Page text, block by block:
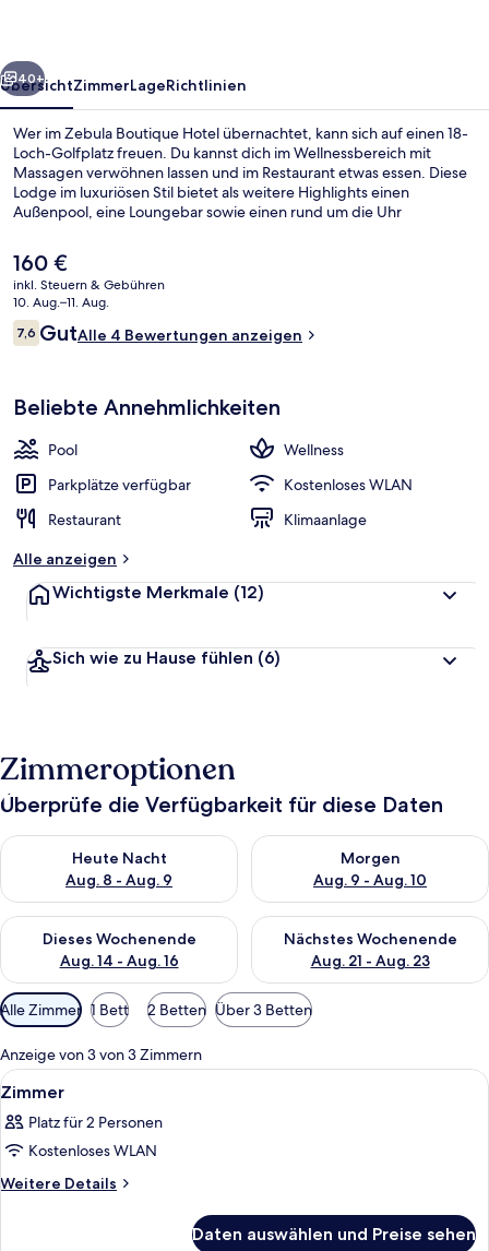
Weiter
40+
ÜbersichtZimmerLageRichtlinien
Wer im Zebula Boutique Hotel übernachtet, kann sich auf einen 18-
Loch-Golfplatz freuen. Du kannst dich im Wellnessbereich mit
Massagen verwöhnen lassen und im Restaurant etwas essen. Diese
Lodge im luxuriösen Stil bietet als weitere Highlights einen
Außenpool, eine Loungebar sowie einen rund um die Uhr
Der
aktuelle
Preis
beträgt
160 €.
160 €
inkl. Steuern & Gebühren
10. Aug.–11. Aug.
Bewertungen
7,67,6 von 10.
GutAlle 4 Bewertungen anzeigen
Beliebte Annehmlichkeiten
Pool
Wellness
Parkplätze verfügbar
Kostenloses WLAN
Restaurant
Klimaanlage
Alle anzeigen
Wichtigste Merkmale (12)
Sich wie zu Hause fühlen (6)
Zimmeroptionen
Überprüfe die Verfügbarkeit für diese Daten
Heute Nacht
Aug. 8 - Aug. 9
Überprüfe die Verfügbarkeit für heute Nacht, Aug. 8 - Aug. 9.
Morgen
Aug. 9 - Aug. 10
Überprüfe die Verfügbarkeit
Dieses Wochenende
Aug. 14 - Aug. 16
Überprüfe die Verfügbarkeit für dieses Wochenende, Aug. 14
Nächstes Wochenende
Aug. 21 - Aug. 23
Überprüfe die Verfügbarkeit
Verfügbare
Filter
für
Zimmer
Alle Zimmer 1 Bett 2 Betten Über 3 Betten
Anzeige von 3 von 3 Zimmern
Alle
Fotos
für
Zimmer
anzeigen
Ein Hotelzimmer mit einem großen
17
Zimmer
Platz für 2 Personen
Kostenloses WLAN
Weitere Details
Weitere
Daten auswählen und Preise sehen